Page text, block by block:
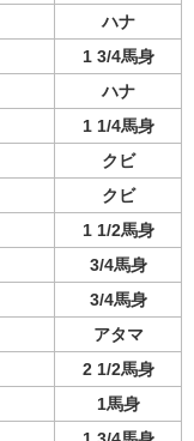
ハナ
1 3/4馬身
ハナ
1 1/4馬身
クビ
クビ
1 1/2馬身
3/4馬身
3/4馬身
アタマ
2 1/2馬身
1馬身